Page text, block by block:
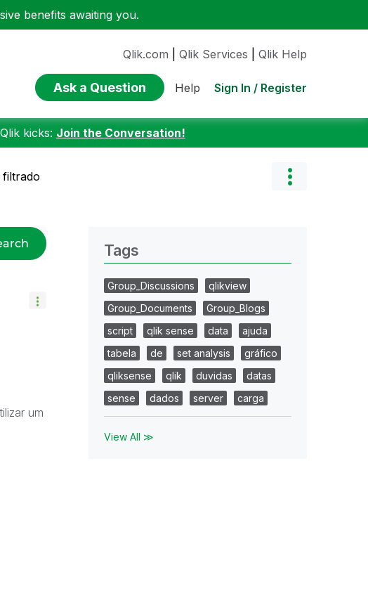
benefits awaiting you.
Qlik.com Qlik Services Qlik Help
Ask a Question Help Sign In / Register
kicks: Join the Conversation!
filtrado
um
Tags
Group_Discussions
qlikview
Group_Documents
Group_Blogs
script
qlik sense data
ajuda
tabela
de set analysis
gráfico
qliksense
qlik duvidas
datas
sense
dados server carga
View All ≫